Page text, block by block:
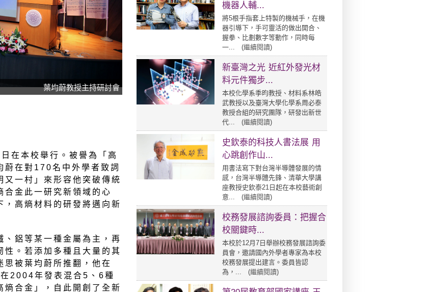
葉均蔚教授主持研討會
在本校舉行。被譽為「高
蔚在對170名中外學者致詞
又一村」來形容他突破傳統
合金此一研究新領域的心
，高熵材料的研發將邁向新
、鋁等某一種金屬為主，再
性。若添加多種且大量的其
思被葉均蔚所推翻，他在
2004年發表混合5、6種
熵合金」，自此開創了全新
機器人輔...
將5根手指套上特製的機械手，在機
器引導下，手可靈活的做出開合、
握拳、比劃數字等動作，同時每
一... (繼續閱讀)
新臺灣之光 近紅外發光材
料元件獨步...
本校化學系季昀教授、材料系林皓
武教授以及臺灣大學化學系周必泰
教授合組的研究團隊，研發出新世
代... (繼續閱讀)
史欽泰的科技人書法展 用
心跳創作山...
用書法寫下對台灣半導體發展的情
感，台灣半導體先鋒、清華大學講
座教授史欽泰21日起在本校藝術創
意... (繼續閱讀)
校務發展諮詢委員：把握合
校關鍵時...
本校於12月7日舉辦校務發展諮詢委
員會，邀請國內外學者專家為本校
校務發展提出建言。委員皆認
為，... (繼續閱讀)